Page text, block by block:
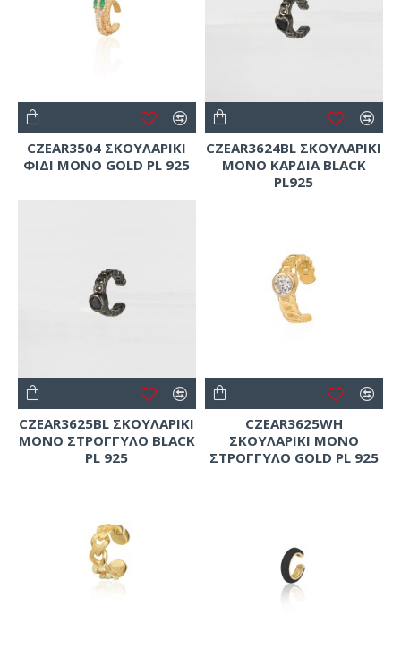
CZEAR3504 ΣΚΟΥΛΑΡΙΚΙ
ΦΙΔΙ ΜΟΝΟ GOLD PL 925
CZEAR3624BL ΣΚΟΥΛΑΡΙΚΙ
ΜΟΝΟ ΚΑΡΔΙΑ BLACK
PL925
CZEAR3625BL ΣΚΟΥΛΑΡΙΚΙ
ΜΟΝΟ ΣΤΡΟΓΓΥΛΟ BLACK
PL 925
CZEAR3625WH
ΣΚΟΥΛΑΡΙΚΙ ΜΟΝΟ
ΣΤΡΟΓΓΥΛΟ GOLD PL 925